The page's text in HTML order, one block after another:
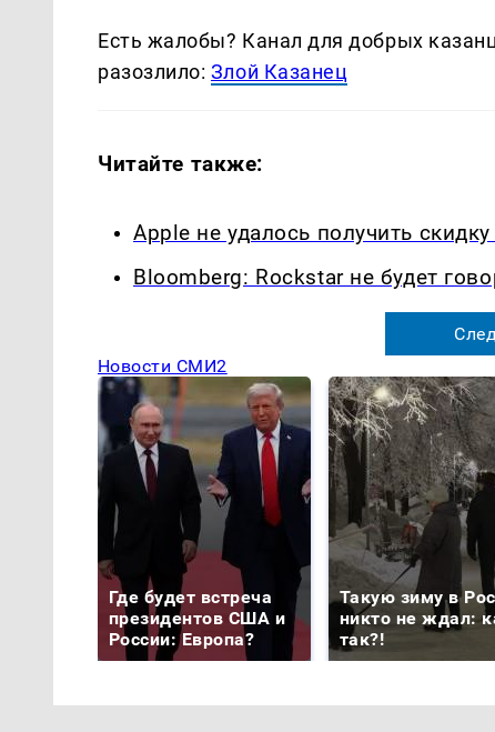
Есть жалобы? Канал для добрых
разозлило: Злой Казанец
Читайте также:
Apple не удалось получить
Bloomberg: Rockstar не будет
Новости СМИ2
Где будет встреча
президентов США и
России: Европа?
Такую зиму в
никто не ждал:
так?!